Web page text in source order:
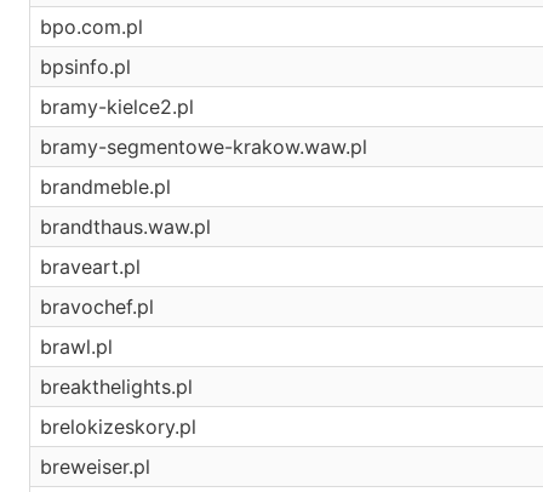
bpo.com.pl
bpsinfo.pl
bramy-kielce2.pl
bramy-segmentowe-krakow.waw.pl
brandmeble.pl
brandthaus.waw.pl
braveart.pl
bravochef.pl
brawl.pl
breakthelights.pl
brelokizeskory.pl
breweiser.pl